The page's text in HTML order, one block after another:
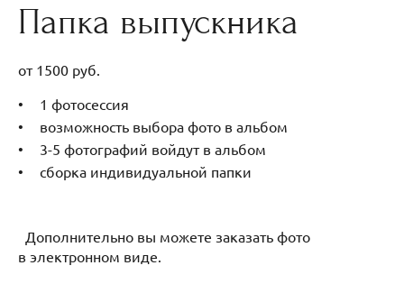
Папка выпускника
от 1500 руб.
1 фотосессия
возможность выбора фото в альбом
3-5 фотографий войдут в альбом
сборка индивидуальной папки
Дополнительно вы можете заказать фото
в электронном виде.